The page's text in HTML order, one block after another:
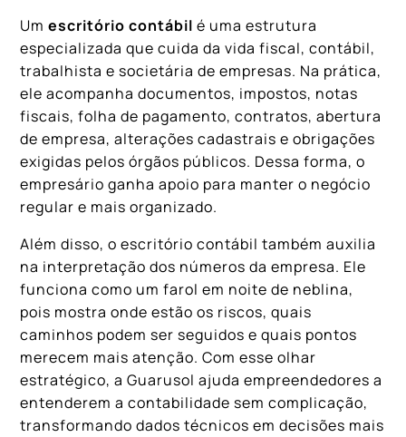
Umescritório contábil é uma estrutura
especializada que cuida da vida fiscal, contábil,
trabalhista e societária de empresas. Na prática,
ele acompanha documentos, impostos, notas
fiscais, folha de pagamento, contratos, abertura
de empresa, alterações cadastrais e obrigações
exigidas pelos órgãos públicos. Dessa forma, o
empresário ganha apoio para manter o negócio
regular e mais organizado.
Além disso, o escritório contábil também auxilia
na interpretação dos números da empresa. Ele
funciona como um farol em noite de neblina,
pois mostra onde estão os riscos, quais
caminhos podem ser seguidos e quais pontos
merecem mais atenção. Com esse olhar
estratégico, a Guarusol ajuda empreendedores a
entenderem a contabilidade sem complicação,
transformando dados técnicos em decisões mais